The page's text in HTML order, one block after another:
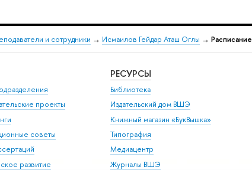
и сотрудники → Исмаилов Гейдар Аташ Оглы → Расписание
проекты
советы
развитие
РЕСУРСЫ
Библиотека
Издательский дом ВШЭ
Книжный магазин «БукВышка»
Типография
Медиацентр
Журналы ВШЭ